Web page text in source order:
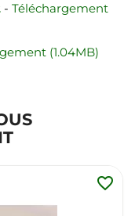
- Téléchargement
(1.04MB)
favorite_border